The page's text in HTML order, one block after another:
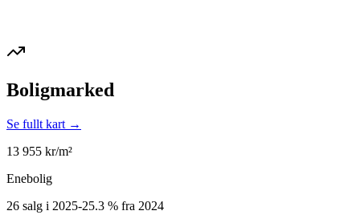
Boligmarked
Se fullt kart →
13 955 kr/m²
Enebolig
26 salg i 2025-25.3 % fra 2024